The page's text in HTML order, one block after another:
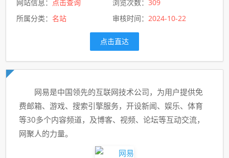
网站信息： 点击查询 浏览次数：309
所属分类： 名站 审核时间：2024-10-22
点击直达
网易是中国领先的互联网技术公司，为用户提供免
费邮箱、游戏、搜索引擎服务，开设新闻、娱乐、体育
等30多个内容频道，及博客、视频、论坛等互动交流，
网聚人的力量。